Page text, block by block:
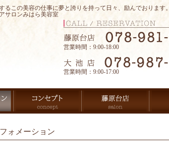
この美容の仕事に夢と誇りを持って日々、励んでおります。
サロンみはら美容室
営業時間：9:00-18:00
営業時間：9:00-17:00
ォメーション